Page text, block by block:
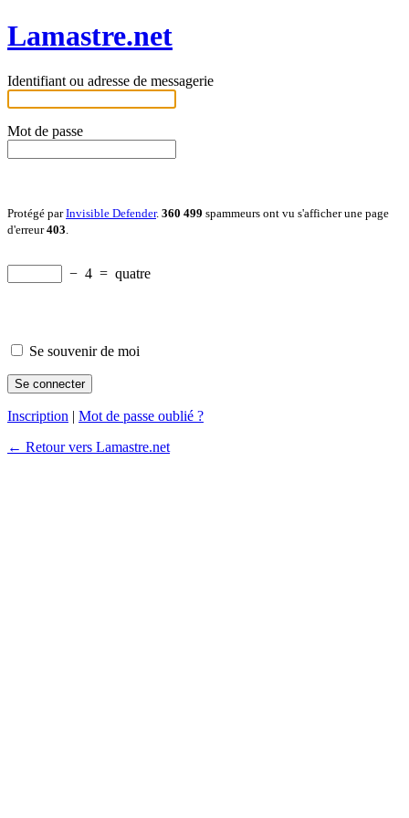
Lamastre.net
Identifiant ou adresse de messagerie
Mot de passe
Protégé parInvisible Defender. 360 499 spammeurs ont vu s'afficher une page
d'erreur403
− 4 = quatre
Se souvenir de moi
Inscription | Mot de passe oublié ?
← Retour vers Lamastre.net